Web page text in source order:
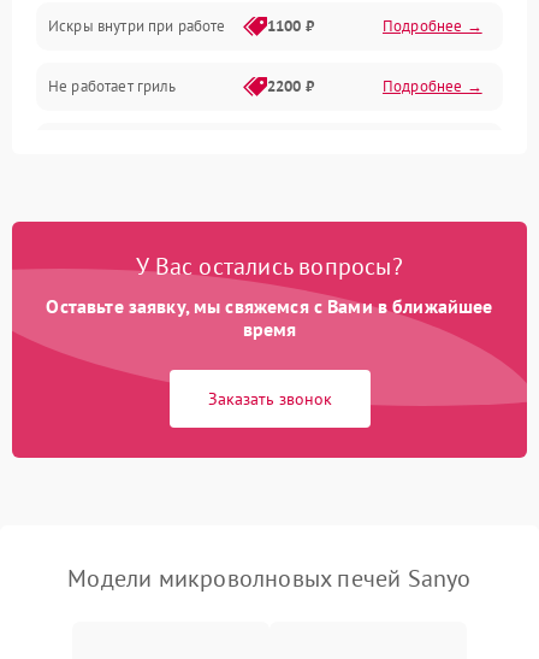
Программное обеспечение
Искры внутри при работе 1100 ₽ Подробнее →
Не работает гриль 2200 ₽ Подробнее →
Появление запаха гари 2400 ₽ Подробнее →
Проблемы с вентилятором 2000 ₽
Поломка системы
охлаждения
Подробнее →
Не работают сенсорные
Сломался трансформатор Подробнее →
У Вас остались вопросы?
Оставьте заявку, мы свяжемся с Вами в ближайшее
время
Заказать звонок
Модели микроволновых печей Sanyo